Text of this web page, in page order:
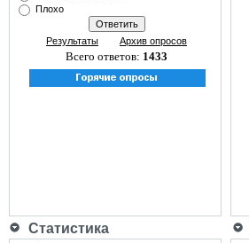
Плохо
Результаты Архив опросов
Всего ответов: 1433
Статистика